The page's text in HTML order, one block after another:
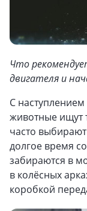
Что
двигателя и
С
животные ищут
часто
долгое время
забираются в
в колёсных
коробкой